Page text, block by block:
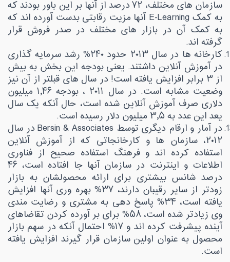
سازمان های مختلف، ۷۲
درصد از آنها بر این باور بودند که
به کمک E-Learning آنها مزیت رقابتی بدست آورده اند که
به کمک آن در بازار های مختلف در صدر فروش قرار
گرفته اند.
کارخانه ها در سال ۲۰۱۳ حدود ۲۴۰% رشد سرمایه گذاری
در آموزش آنلاین داشتند. یعنی بودجه این بخش به بیش
از ۳ برابر افزایش یافته است! در سال های قبلتر از آن نیز
وضعیت مشابه است. در سال ۲۰۱۱ ، بودجه ۱٫۴۶ میلیون
دلاری صرف آموزش آنلاین شده است، حال آنکه یک سال
یعد این عدد به ۳٫۵ میلیون دلار رسیده است
.
در آمار و ارقام دیگری توسط Bersin & Associatesدر سال
۲۰۱۲، سازمان ها و کارخانجاتی که از آموزش آنلاین
استفاده کرده اند و فرهنگ استفاده صحیح از فناوری
اطلاعات و اینترنت در سازمان آنها جا افتاده است، ۴۶
درصد شانس بیشتری برای ارائه محصولشان به بازار
زودتر از سایر رقیبان دارند، ۳۷% بهره وری آنها افزایش
یافته است، ۳۴% پاسخ دهی به مشتری و رضایت مندی
وی زیادتر شده است، ۵۸% برای بر آورده کردن تقاضاهای
آینده پیشرفت کرده اند و ۱۷% احتمال آنکه در سهم بازار
محصول به عنوان اولین سازمان قرار گیرند افزایش یافته
است.